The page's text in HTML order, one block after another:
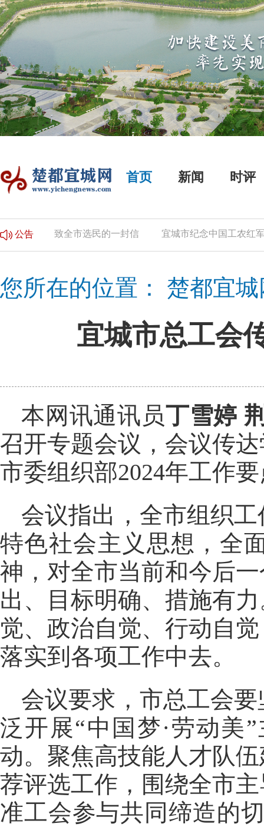
首页 新闻 时评
公告
告 致全市选民的一封信 宜城市纪念中国工农红军
您所在的位置： 楚都宜城
宜城市总工会
本网讯通讯员丁雪婷
召开专题会议，会议传
市委组织部2024年工作
会议指出，全市组织
特色社会主义思想，全
神，对全市当前和今后
出、目标明确、措施有
觉、政治自觉、行动自
落实到各项工作中去。
会议要求，市总工会
泛开展“中国梦·劳动美
动。聚焦高技能人才队
荐评选工作，围绕全市
准工会参与共同缔造的